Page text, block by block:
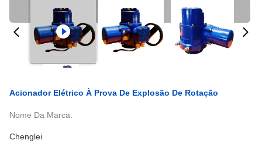
Acionador Elétrico À Prova De Explosão De Rotação
Nome Da Marca:
Chenglei